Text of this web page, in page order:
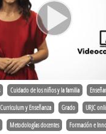
Cuidado de los niños y la familia
Curriculum y Enseñanza Grado URJC
Metodologías docentes Formación e